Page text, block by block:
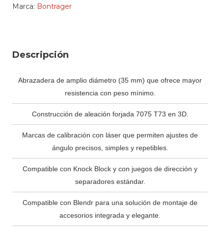
35
Marca: Bontrager
Descripción
Abrazadera de amplio diámetro (35 mm) que ofrece mayor
resistencia con peso mínimo.
Construcción de aleación forjada 7075 T73 en 3D.
Marcas de calibración con láser que permiten ajustes de
ángulo precisos, simples y repetibles.
Compatible con Knock Block y con juegos de dirección y
separadores estándar.
Compatible con Blendr para una solución de montaje de
accesorios integrada y elegante.